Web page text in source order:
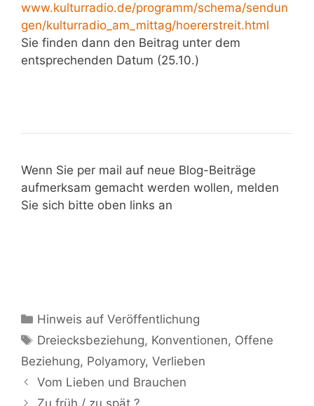
www.kulturradio.de/programm/schema/sendun
gen/kulturradio_am_mittag/hoererstreit.html
Sie finden dann den Beitrag unter dem
entsprechenden Datum (25.10.)
Wenn Sie per mail auf neue Blog-Beiträge
aufmerksam gemacht werden wollen, melden
Sie sich bitte oben links an
Hinweis auf Veröffentlichung
Dreiecksbeziehung, Konventionen, Offene
Beziehung, Polyamory, Verlieben
Vom Lieben und Brauchen
Zu früh / zu spät ?